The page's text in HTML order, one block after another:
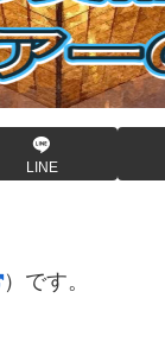
LINE
）です。